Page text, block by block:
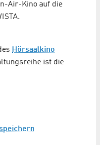
Air-Kino auf die
Hörsaalkino
ist die